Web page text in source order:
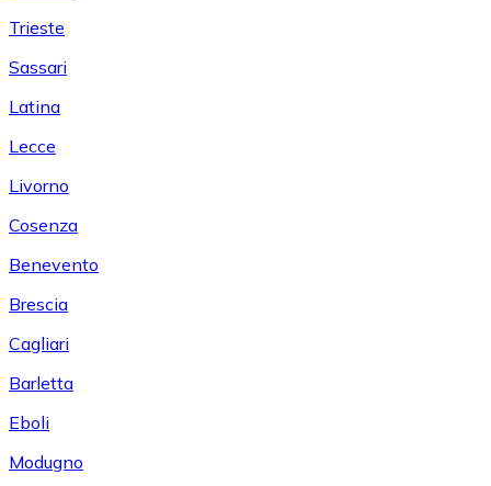
Trieste
Sassari
Latina
Lecce
Livorno
Cosenza
Benevento
Brescia
Cagliari
Barletta
Eboli
Modugno